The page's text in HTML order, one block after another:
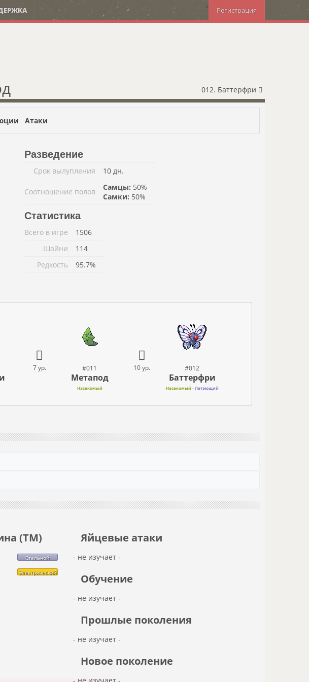
Регистрация
012. Баттерфри
Атаки
Разведение
Срок вылупления 10 дн.
Соотношение полов Самцы: 50%
Самки: 50%
Статистика
Всего в игре
1506
Шайни
114
Редкость
95.7%
7 ур. #011
Метапод
Насекомый
10 ур. #012
Баттерфри
Насекомый- Летающий
(ТМ)
Стальной
Электрический
Яйцевые атаки
- не изучает -
Обучение
- не изучает -
Прошлые поколения
- не изучает -
Новое поколение